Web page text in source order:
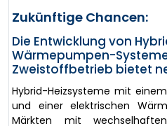
Zukünftige Chancen:
Die Entwicklung von
Wärmepumpen-
Zweistoffbetrieb bietet
Hybrid-Heizsysteme mit
und einer elektrischen
Märkten mit